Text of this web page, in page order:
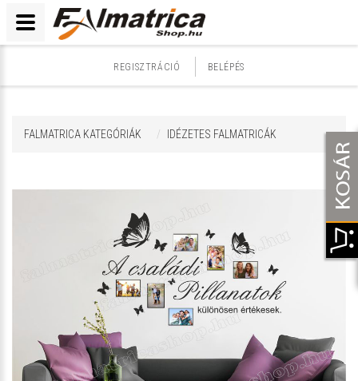
REGISZTRÁCIÓ BELÉPÉS
FALMATRICA KATEGÓRIÁK IDÉZETES FALMATRICÁK